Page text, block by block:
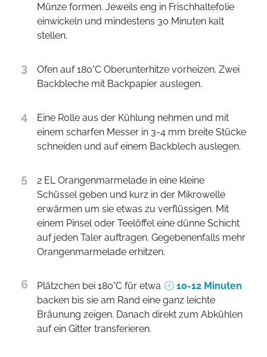
Münze formen. Jeweils eng in Frischhaltefolie
einwickeln und mindestens 30 Minuten kalt
stellen.
3
Ofen auf 180°C Oberunterhitze vorheizen. Zwei
Backbleche mit Backpapier auslegen.
4
Eine Rolle aus der Kühlung nehmen und mit
einem scharfen Messer in 3-4 mm breite Stücke
schneiden und auf einem Backblech auslegen.
5
2 EL Orangenmarmelade in eine kleine
Schüssel geben und kurz in der Mikrowelle
erwärmen um sie etwas zu verflüssigen. Mit
einem Pinsel oder Teelöffel eine dünne Schicht
auf jeden Taler auftragen. Gegebenenfalls mehr
Orangenmarmelade erhitzen.
6 Plätzchen bei 180°C für etwa
10-12 Minuten
backen bis sie am Rand eine ganz leichte
Bräunung zeigen. Danach direkt zum Abkühlen
auf ein Gitter transferieren.